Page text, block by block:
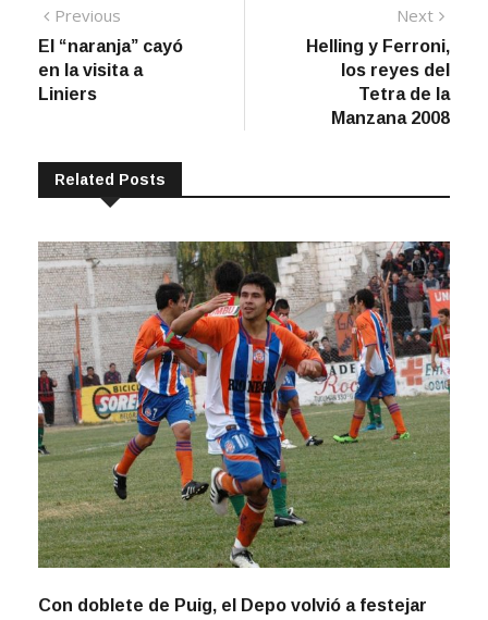
Navegación
de
entradas
Previous
post:
El “naranja” cayó
en la visita a
Liniers
Next
post:
Helling y Ferroni,
los reyes del
Tetra de la
Manzana 2008
Related Posts
Con doblete de Puig, el Depo volvió a festejar